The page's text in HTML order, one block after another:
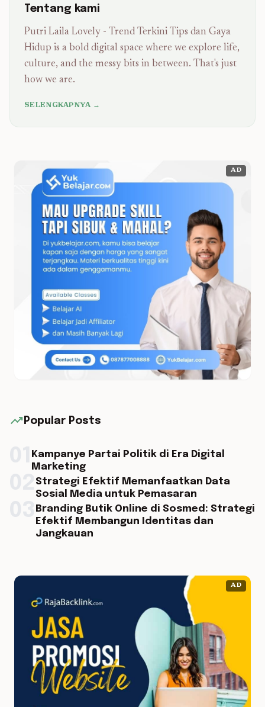
Tentang kami
Putri Laila Lovely - Trend Terkini Tips dan Gaya
Hidup is a bold digital space where we explore life,
culture, and the messy bits in between. That's just
how we are.
SELENGKAPNYA →
AD
trending_up Popular Posts
Kampanye Partai Politik di Era Digital
Marketing
Strategi Efektif Memanfaatkan Data
Sosial Media untuk Pemasaran
Branding Butik Online di Sosmed: Strategi
Efektif Membangun Identitas dan
Jangkauan
AD